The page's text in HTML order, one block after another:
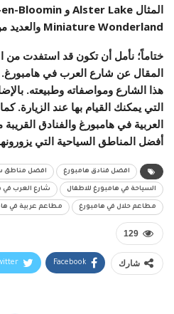
Miniature Wonderland والعديد من الأماكن الرائعة الأخرى.
ختاماً؛ نأمل أن تكون قد استفدت من
المقال عن شارع العرب في
هذا الشارع ومواصفاته وطبيعته.
التي يمكنك القيام بها عند الزيارة.
العربية في هامبورغ والفنادق
أفضل المناطق السياحية التي
افضل فنادق هامبورغ افضل مناطق
السياحة في هامبورغ للاطفال شارع العرب في
مطاعم حلال في هامبورغ مطاعم عربية في
129
شارك Facebook